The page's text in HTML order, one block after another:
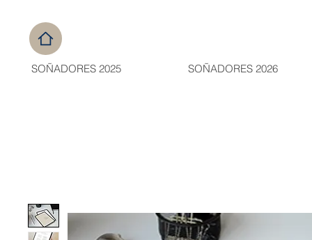
SOÑADORES 2025 SOÑADORES 2026